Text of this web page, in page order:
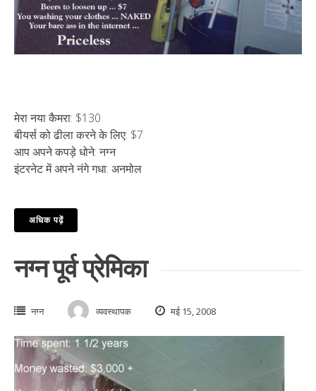
मेरा नया कैमरा: $130
बीयर्स को ढीला करने के लिए: $7
आप अपने कपड़े धोने: नग्न
इंटरनेट में अपने नंगे गधा: अनमोल
अधिक पढ़ें
नग्न पूर्व प्रेमिका
नग्न व्यवस्थापक मई 15, 2008